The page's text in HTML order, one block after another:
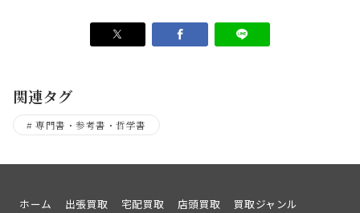
関連タグ
専門書・参考書・哲学書
ホーム 出張買取 宅配買取 店頭買取 買取ジャンル